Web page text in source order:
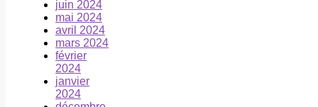
juin 2024
mai 2024
avril 2024
mars 2024
février
2024
janvier
2024